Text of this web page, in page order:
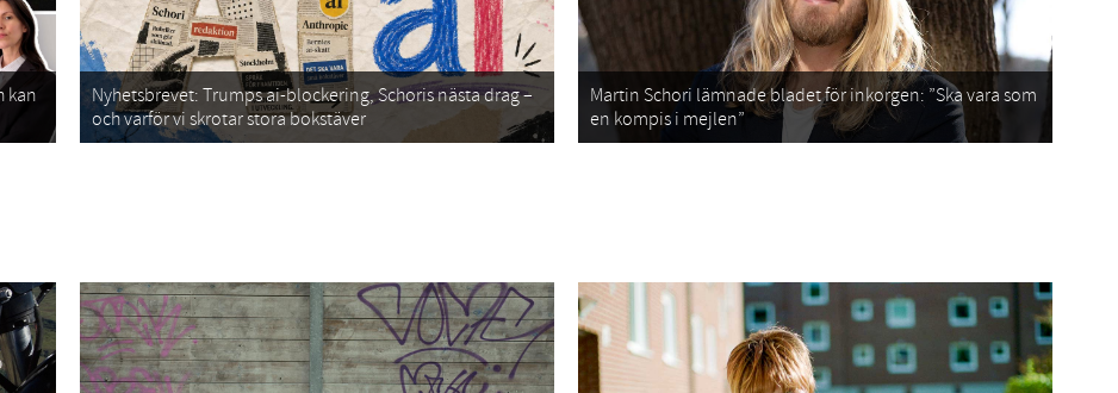
kan
Nyhetsbrevet: Trumps ai-blockering, Schoris nästa drag –
och varför vi skrotar stora bokstäver
Martin Schori lämnade bladet för inkorgen: ”Ska vara som
en kompis i mejlen”